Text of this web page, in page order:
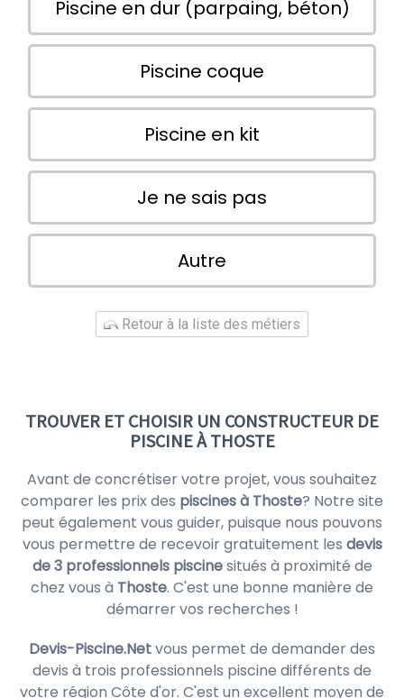
Piscine en dur (parpaing, béton)
Piscine coque
Piscine en kit
Je ne sais pas
Autre
Retour à la liste des métiers
TROUVER ET CHOISIR UN CONSTRUCTEUR DE
PISCINE À THOSTE
Avant de concrétiser votre projet, vous souhaitez
comparer les prix des piscines à Thoste? Notre site
peut également vous guider, puisque nous pouvons
vous permettre de recevoir gratuitement les devis
de 3 professionnels piscinesitués à proximité de
chez vous à Thoste. C'est une bonne manière de
démarrer vos recherches !
Devis-Piscine.Netvous permet de demander des
devis à trois professionnels piscine différents de
votre région Côte d'or. C'est un excellent moyen de